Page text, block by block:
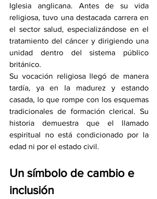
Iglesia anglicana. Antes de su vida
religiosa, tuvo una destacada carrera en
el sector salud, especializándose en el
tratamiento del cáncer y dirigiendo una
unidad dentro del sistema público
británico.
Su vocación religiosa llegó de manera
tardía, ya en la madurez y estando
casada, lo que rompe con los esquemas
tradicionales de formación clerical. Su
historia demuestra que el llamado
espiritual no está condicionado por la
edad ni por el estado civil.
Un símbolo de cambio e
inclusión